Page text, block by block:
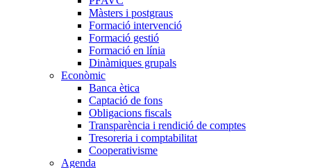
Màsters i postgraus
Formació intervenció
Formació gestió
Formació en línia
Dinàmiques grupals
Econòmic
Banca ètica
Captació de fons
Obligacions fiscals
Transparència i rendició de comptes
Tresoreria i comptabilitat
Cooperativisme
Agenda